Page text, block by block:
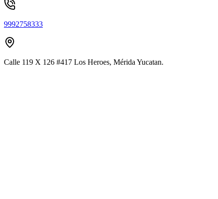
9992758333
Calle 119 X 126 #417 Los Heroes, Mérida Yucatan.